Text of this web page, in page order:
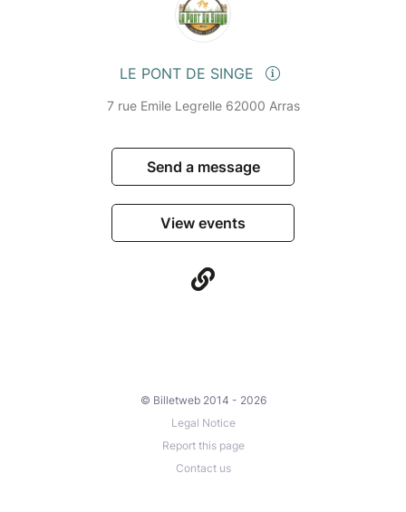
LE PONT DE SINGE
7 rue Emile Legrelle 62000 Arras
Send a message
View events
© Billetweb 2014 - 2026
Legal Notice
Report this page
Contact us